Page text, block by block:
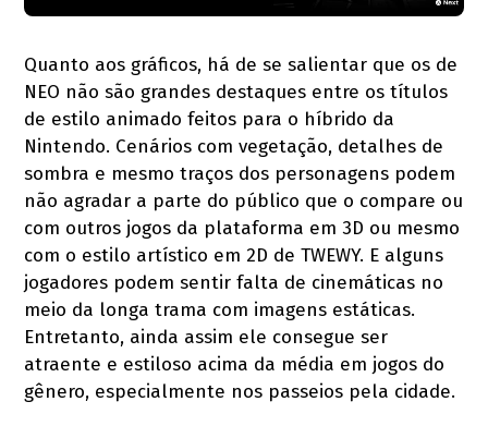
Quanto aos gráficos, há de se salientar que os de
NEO não são grandes destaques entre os títulos
de estilo animado feitos para o híbrido da
Nintendo. Cenários com vegetação, detalhes de
sombra e mesmo traços dos personagens podem
não agradar a parte do público que o compare ou
com outros jogos da plataforma em 3D ou mesmo
com o estilo artístico em 2D de TWEWY. E alguns
jogadores podem sentir falta de cinemáticas no
meio da longa trama com imagens estáticas.
Entretanto, ainda assim ele consegue ser
atraente e estiloso acima da média em jogos do
gênero, especialmente nos passeios pela cidade.